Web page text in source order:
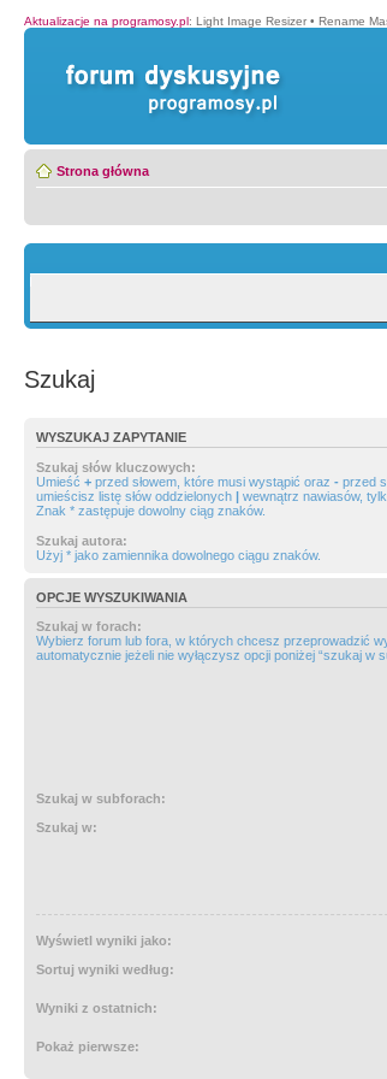
Aktualizacje na programosy.pl: Light Image Resizer • Rename
Strona główna
Szukaj
WYSZUKAJ ZAPYTANIE
Szukaj słów kluczowych:
Umieść + przed słowem, które musi wystąpić oraz - przed
umieścisz listę słów oddzielonych | wewnątrz nawiasów,
Znak * zastępuje dowolny ciąg znaków.
Szukaj autora:
Użyj * jako zamiennika dowolnego ciągu znaków.
OPCJE WYSZUKIWANIA
Szukaj w forach:
Wybierz forum lub fora, w których chcesz przeprowadzić
automatycznie jeżeli nie wyłączysz opcji poniżej “szukaj w
Szukaj w subforach:
Szukaj w:
Wyświetl wyniki jako:
Sortuj wyniki według:
Wyniki z ostatnich:
Pokaż pierwsze: